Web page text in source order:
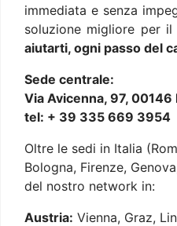
immediata e senza
soluzione migliore per il
aiutarti, ogni passo del
Sede centrale:
Via Avicenna, 97, 00146
tel: + 39 335 669 3954
Oltre le sedi in Italia
Bologna, Firenze,
del nostro network in:
Austria: Vienna, Graz,